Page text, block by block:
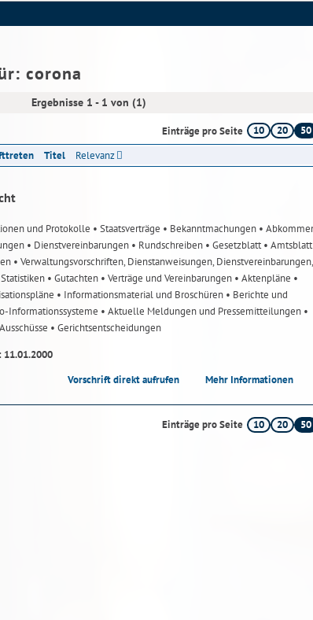
corona
Ergebnisse 1 - 1 von (1)
Einträge pro Seite 10 20
50
Titel Relevanz
und Protokolle • Staatsverträge • Bekanntmachungen •
• Dienstvereinbarungen • Rundschreiben • Gesetzblatt• Amtsblatt
• Verwaltungsvorschriften, Dienstanweisungen, Dienstvereinbarungen,
Statistiken • Gutachten • Verträge und Vereinbarungen • Aktenpläne •
• Informationsmaterial und Broschüren • Berichte und
Informationssysteme • Aktuelle Meldungen und Pressemitteilungen •
• Gerichtsentscheidungen
Vorschrift direkt aufrufen Mehr Informationen
Einträge pro Seite 10 20 50